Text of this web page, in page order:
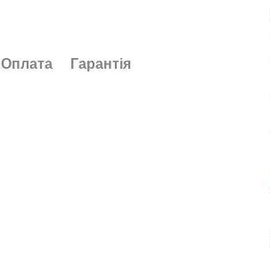
Оплата Гарантія